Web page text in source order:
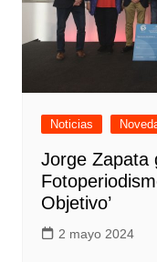
Noticias
Jorge Zapata
Objetivo’
2 mayo 2024